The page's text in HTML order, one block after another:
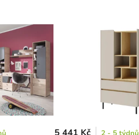
5 441 Kč 2 - 5 týdnů